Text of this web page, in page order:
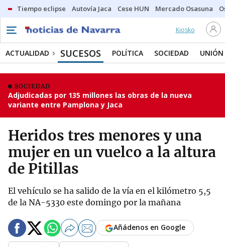
Tiempo eclipse Autovía Jaca Cese HUN Mercado Osasuna
Kiosko
ACTUALIDAD SUCESOS POLÍTICA SOCIEDAD UNIÓN
SOCIEDAD
Adjudicadas por 135 millones las obras de la nueva
variante entre Pamplona y Jaca
Heridos tres menores y una
mujer en un vuelco a la altura
de Pitillas
El vehículo se ha salido de la vía en el kilómetro 5,5
de la NA-5330 este domingo por la mañana
Añádenos en Google